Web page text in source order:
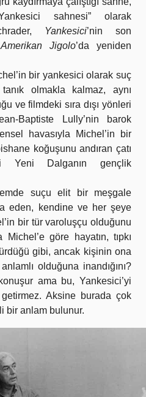
sahnesi” olarak
Yankesici’nin son
Amerikan Jigolo’da yeniden
bir yankesici olarak suç
tanık olmakla kalmaz, aynı
ve filmdeki sıra dışı yönleri
Baptiste Lully’nin barok
havasıyla Michel’in bir
koğuşunu andıran çatı
Yeni Dalganın gençlik
suçu elit bir meşgale
eden, kendine ve her şeye
bir tür varoluşçu olduğunu
göre hayatın, tıpkı
gibi, ancak kişinin ona
olduğuna inandığını?
ama bu, Yankesici’yi
Aksine burada çok
bir anlam bulunur.